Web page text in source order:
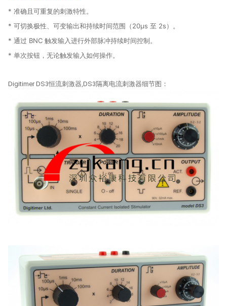
* 准确且可重复的刺激特性。
* 可切换极性、可变输出和持续时间范围（20µs 至 2s）。
* 通过 BNC 触发输入进行外部脉冲持续时间控制。
* 单次按钮，无论触发输入如何操作。
Digitimer DS3恒流刺激器,DS3隔离电流刺激器细节图：